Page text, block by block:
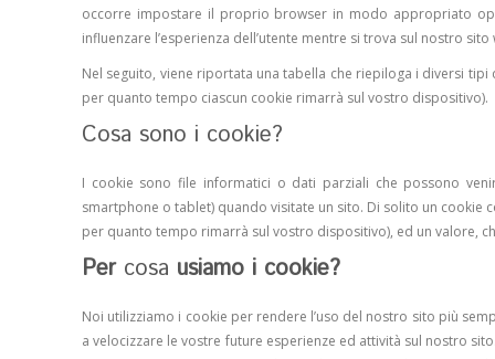
occorre impostare il proprio browser in modo appropriato
influenzare l’esperienza dell’utente mentre si trova sul nostro sito
Nel seguito, viene riportata una tabella che riepiloga i diversi
per quanto tempo ciascun cookie rimarrà sul vostro dispositivo).
Cosa sono i cookie?
I cookie sono file informatici o dati parziali che possono
smartphone o tablet) quando visitate un sito. Di solito un cookie
per quanto tempo rimarrà sul vostro dispositivo), ed un valore,
Percosa usiamo i cookie?
Noi utilizziamo i cookie per rendere l’uso del nostro sito più
a velocizzare le vostre future esperienze ed attività sul nostro